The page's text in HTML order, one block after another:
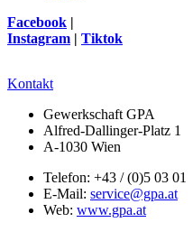
Facebook |
Instagram | Tiktok
Kontakt
Gewerkschaft GPA
Alfred-Dallinger-Platz 1
A-1030 Wien
Telefon: +43 / (0)5 03 01
E-Mail: service@gpa.at
Web: www.gpa.at